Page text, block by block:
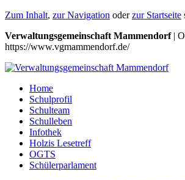
Zum Inhalt, zur Navigation oderzur Startseite
Verwaltungsgemeinschaft Mammendorf|
https://www.vgmammendorf.de/
Home
Schulprofil
Schulteam
Schulleben
Infothek
Holzis Lesetreff
OGTS
Schülerparlament